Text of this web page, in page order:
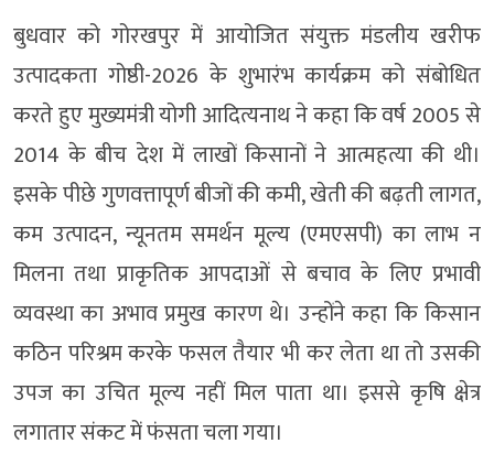
बुधवार को गोरखपुर में आयोजित संयुक्त मंडलीय खरीफ
उत्पादकता गोष्ठी-2026 के शुभारंभ कार्यक्रम को संबोधित
करते हुए मुख्यमंत्री योगी आदित्यनाथ ने कहा कि वर्ष 2005 से
2014 के बीच देश में लाखों किसानों ने आत्महत्या की थी।
इसके पीछे गुणवत्तापूर्ण बीजों की कमी, खेती की बढ़ती लागत,
कम उत्पादन, न्यूनतम समर्थन मूल्य (एमएसपी) का लाभ न
मिलना तथा प्राकृतिक आपदाओं से बचाव के लिए प्रभावी
व्यवस्था का अभाव प्रमुख कारण थे। उन्होंने कहा कि किसान
कठिन परिश्रम करके फसल तैयार भी कर लेता था तो उसकी
उपज का उचित मूल्य नहीं मिल पाता था। इससे कृषि क्षेत्र
लगातार संकट में फंसता चला गया।